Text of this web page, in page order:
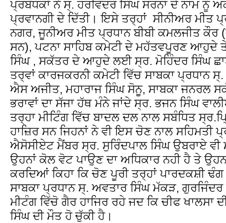
ਪ੍ਰਬੰਧਕਾਂ ਨੇ ਸ੍. ਹਰਵਿੰਦਰ ਸਿੰਘ ਸਰਨਾ ਦੇ ਨਾਮ ਨੂੰ
ਪ੍ਰਵਾਨਗੀ ਦੇ ਦਿੱਤੀ। ਇਸੇ ਤਰ੍ਹਾਂ ਸੀਨੀਅਰ ਮੀਤ
ਨਗਰ, ਜੂਨੀਅਰ ਮੀਤ ਪ੍ਰਧਾਨ ਬੀਬੀ ਕਮਲਜੀਤ ਕੌਰ
ਸਨ), ਪਟਨਾ ਸਾਹਿਬ ਕਮੇਟੀ ਦੇ ਮਹੱਤਵਪੂਰਣ ਆਹੁਦੇ
ਸਿੰਘ , ਸਕੱਤਰ ਦੇ ਆਹੁਦੇ ਲਈ ਸ੍ਰ. ਮੋਹਿੰਦਰ ਸਿੰਘ
ਤਰ੍ਵਾਂ ਕਾਰਜਕਰਨੀ ਕਮੇਟੀ ਵਿੱਚ ਸਾਬਕਾ
ਐਸ ਅਜੀਤ, ਮਹਾਰਾਜ ਸਿੰਘ ਸੋਨੂ, ਸਾਬਕਾ ਜਨਰਲ
ਭਰਾਵਾਂ ਦਾ ਸੱਜਾ ਹੱਥ ਮੰਨੇ ਜਾਂਦੇ ਸ੍ਰ. ਭਜਨ ਸਿੰਘ
ਤਰ੍ਹਾ ਮੀਟਿੰਗ ਵਿੱਚ ਬਾਦਲ ਦਲ ਨਾਲ ਸਬੰਧਿਤ
ਹਾਜ਼ਿਰ ਸਨ ਜਿਹਨਾਂ ਨੇ ਵੀ ਇਸ ਚੋਣ ਨਾਲ ਸਹਿਮਤੀ
ਐਸੋਸੀਏਟ ਮੈਂਬਰ ਸ੍ਰ. ਸੁਰਿੰਦਪਾਲ ਸਿੰਘ ਉਬਰਾਏ ਵੀ
ਉਹਨਾਂ ਕੋਲ ਵੋਟ ਪਾਉਣ ਦਾ ਅਧਿਕਾਰ ਨਹੀ ਹੈ ਤੇ
ਕਰਦਿਆਂ ਕਿਹਾ ਕਿ ਚੋਣ ਪੂਰੀ ਤਰ੍ਹਾਂ ਪਾਰਦਕਸ਼ੀ
ਸਾਬਕਾ ਪ੍ਰਧਾਨ ਸ੍. ਅਵਤਾਰ ਸਿੰਘ ਮੱਕੜ,
ਮੀਟੰਗ ਵਿੱਚੋ ਗੈਰ ਹਾਜਿਰ ਰਹੇ ਜਦ ਕਿ ਚੀਫ ਖਾਲਸਾ
ਸਿੰਘ ਦੀ ਮੌਤ ਹੋ ਚੁੱਕੀ ਹੈ।